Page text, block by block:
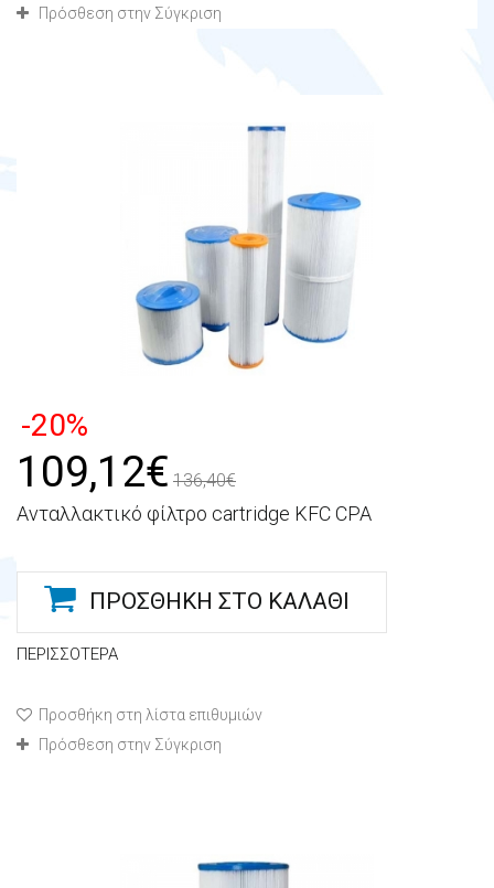
Πρόσθεση στην Σύγκριση
-20%
109,12€ 136,40€
Ανταλλακτικό φίλτρο cartridge KFC CPA
ΠΡΟΣΘΉΚΗ ΣΤΟ ΚΑΛΆΘΙ
ΠΕΡΙΣΣΌΤΕΡΑ
Προσθήκη στη λίστα επιθυμιών
Πρόσθεση στην Σύγκριση